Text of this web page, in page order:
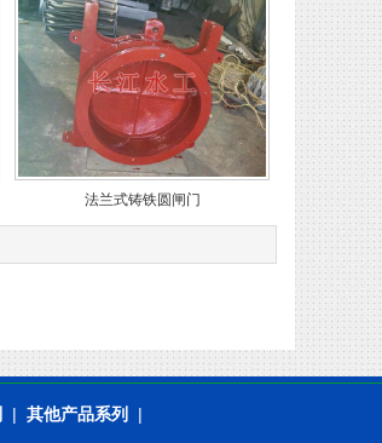
法兰式铸铁圆闸门
| 其他产品系列
|